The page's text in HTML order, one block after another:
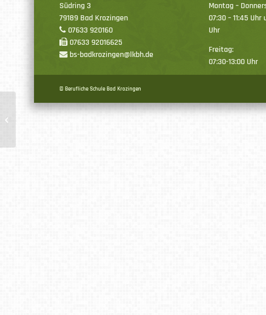
Südring 3
79189 Bad Krozingen
07633 920160
07633 92016625
bs-badkrozingen@lkbh.de
Montag –
07:30 – 11:45 Uhr
Uhr
Freitag:
07:30-13:00 Uhr
© Berufliche Schule Bad Krozingen